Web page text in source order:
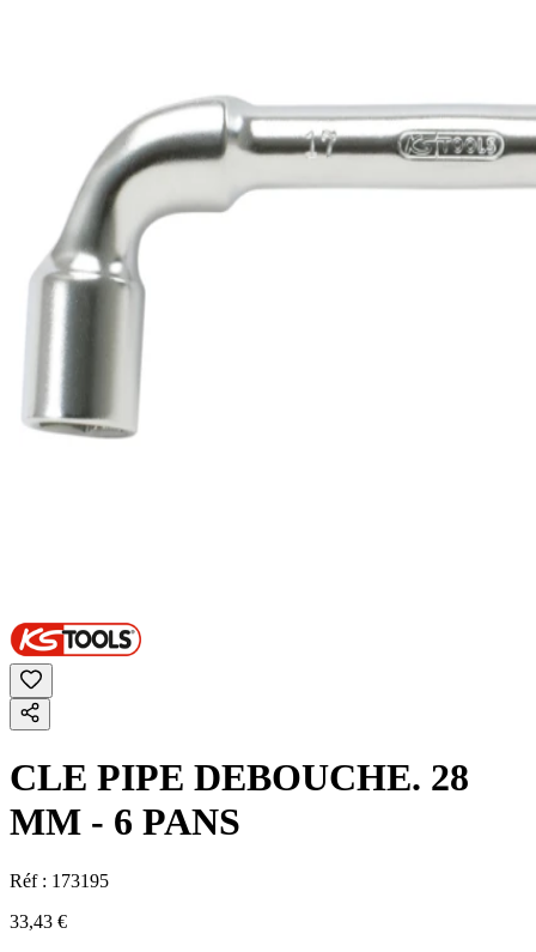
CLE PIPE DEBOUCHE. 28
MM - 6 PANS
Réf : 173195
33,43 €